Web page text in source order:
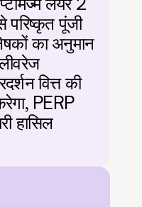
पूंजी
का अनुमान
वित्त की
PERP
हासिल